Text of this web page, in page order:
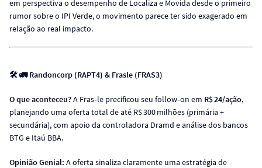
em perspectiva o desempenho de Localiza e Movida desde o primeiro
rumor sobre o IPI Verde, o movimento parece ter sido exagerado em
relação ao real impacto.
🛠 🚛 Randoncorp (RAPT4) & Frasle (FRAS3)
O que aconteceu?A Fras‑le precificou seu follow‑on em R$ 24/ação,
planejando uma oferta total de até R$ 300 milhões (primária +
secundária), com apoio da controladora Dramd e análise dos bancos
BTG e Itaú BBA.
Opinião Genial: A oferta sinaliza claramente uma estratégia de